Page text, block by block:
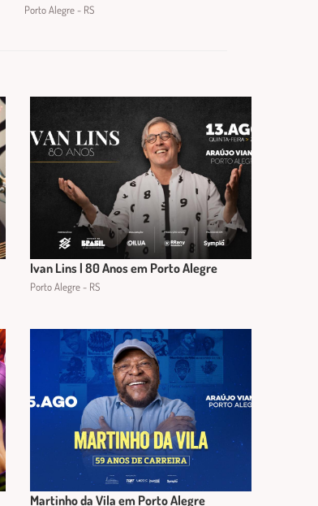
Porto Alegre - RS
Ivan Lins | 80 Anos em Porto Alegre
Porto Alegre - RS
Martinho da Vila em Porto Alegre